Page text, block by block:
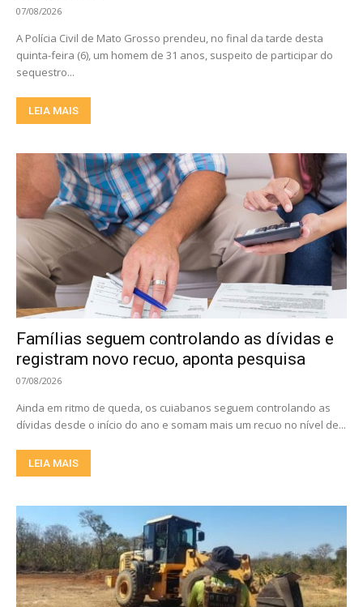
07/08/2026
A Polícia Civil de Mato Grosso prendeu, no final da tarde desta
quinta-feira (6), um homem de 31 anos, suspeito de participar do
sequestro...
LEIA MAIS
Famílias seguem controlando as dívidas e
registram novo recuo, aponta pesquisa
07/08/2026
Ainda em ritmo de queda, os cuiabanos seguem controlando as
dívidas desde o início do ano e somam mais um recuo no nível de...
LEIA MAIS